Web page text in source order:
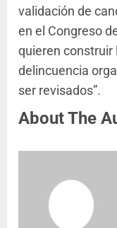
validación de
en el Congreso
quieren construir
delincuencia
ser revisados”.
About The